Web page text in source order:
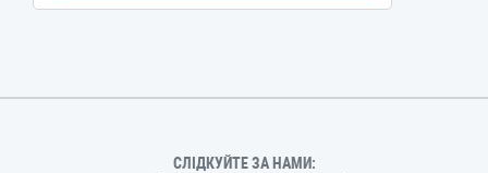
СЛІДКУЙТЕ ЗА НАМИ: